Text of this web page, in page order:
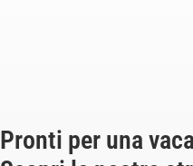
Pronti per una